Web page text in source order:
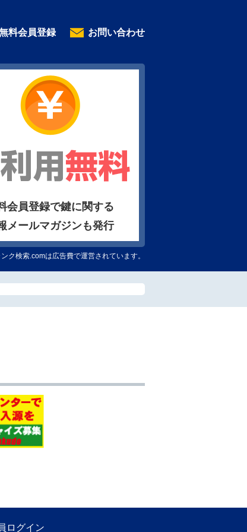
料会員登録 お問い合わせ
会員登録で鍵に関する
メールマガジンも発行
ク検索.comは広告費で運営されています。
ログイン